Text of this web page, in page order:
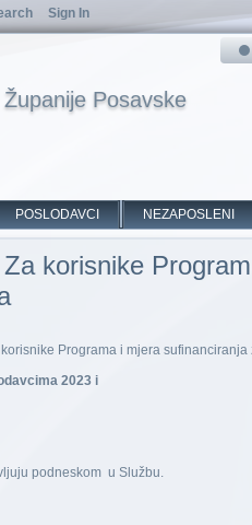
Posavske
POSLODAVCI NEZAPOSLENI
korisnike
Programa i mjera
2023 i
podneskom u Službu.
Sign In